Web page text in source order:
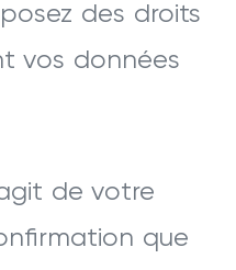
des droits
vos données
de votre
que